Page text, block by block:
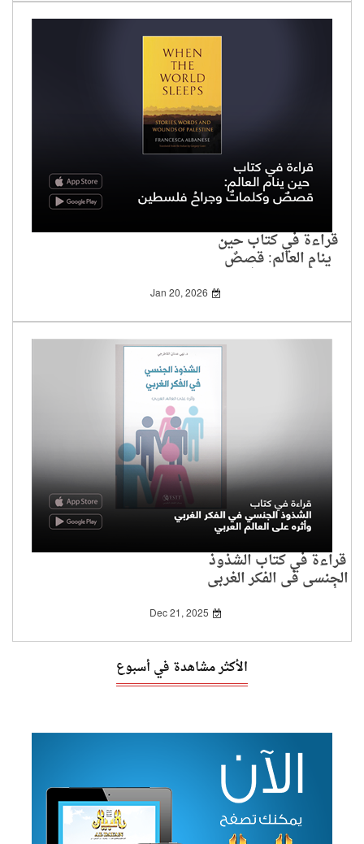
قراءة في كتاب حين
ينام العالم: قصصٌ
وكلماتٌ وجراحُ فلسطين
Jan 20, 2026
قراءة في كتاب الشذوذ
الجنسي في الفكر الغربي
وأثره على العالم العربي
Dec 21, 2025
الأكثر مشاهدة في أسبوع